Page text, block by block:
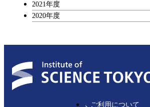
2021年度
2020年度
ご利用について